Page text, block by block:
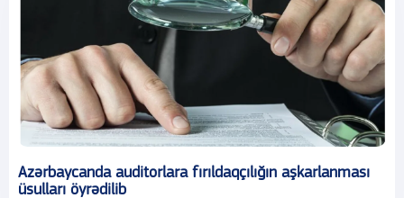
Azərbaycanda auditorlara fırıldaqçılığın aşkarlanması
üsulları öyrədilib